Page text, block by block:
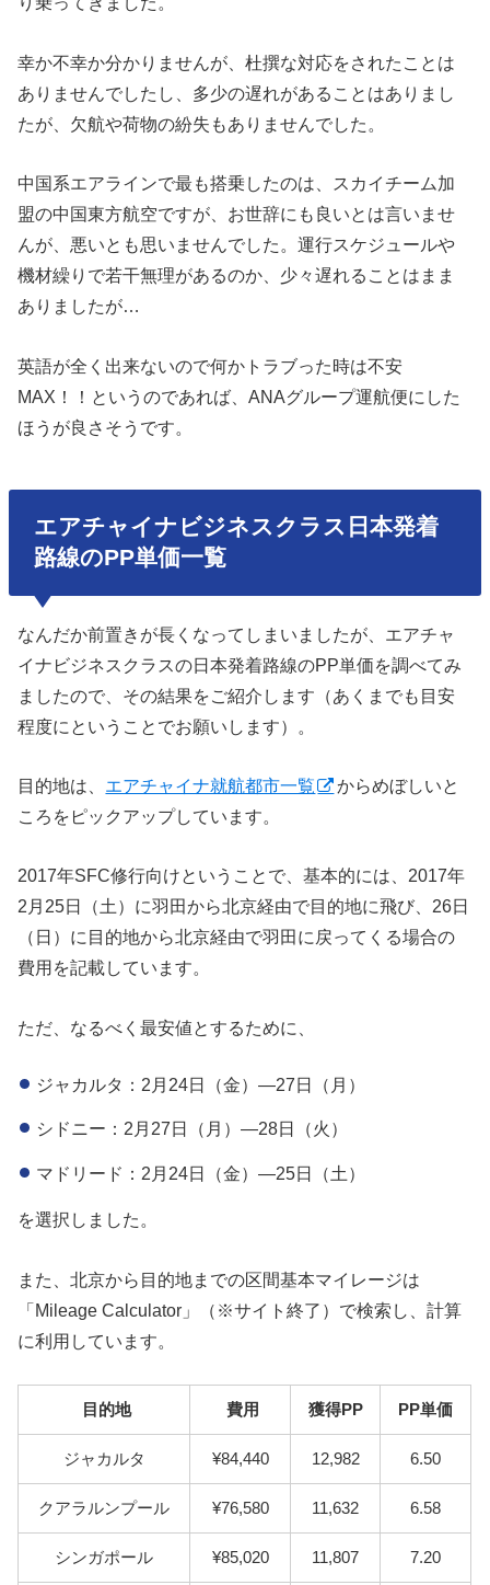
幸か不幸か分かりませんが、杜撰な対応をされたことは
ありませんでしたし、多少の遅れがあることはありまし
たが、欠航や荷物の紛失もありませんでした。
中国系エアラインで最も搭乗したのは、スカイチーム加
盟の中国東方航空ですが、お世辞にも良いとは言いませ
んが、悪いとも思いませんでした。運行スケジュールや
機材繰りで若干無理があるのか、少々遅れることはまま
ありましたが…
英語が全く出来ないので何かトラブった時は不安
MAX！！というのであれば、ANAグループ運航便にした
ほうが良さそうです。
エアチャイナビジネスクラス日本発着
路線のPP単価一覧
なんだか前置きが長くなってしまいましたが、エアチャ
イナビジネスクラスの日本発着路線のPP単価を調べてみ
ましたので、その結果をご紹介します（あくまでも目安
程度にということでお願いします）。
目的地は、 エアチャイナ就航都市一覧
からめぼしいと
ころをピックアップしています。
2017年SFC修行向けということで、基本的には、2017年
2月25日（土）に羽田から北京経由で目的地に飛び、26日
（日）に目的地から北京経由で羽田に戻ってくる場合の
費用を記載しています。
ただ、なるべく最安値とするために、
ジャカルタ：2月24日（金）―27日（月）
シドニー：2月27日（月）―28日（火）
マドリード：2月24日（金）―25日（土）
を選択しました。
また、北京から目的地までの区間基本マイレージは
「Mileage Calculator」（※サイト終了）で検索し、計算
に利用しています。
目的地 費用 獲得PP PP単価
ジャカルタ ¥84,440 12,982 6.50
クアラルンプール ¥76,580 11,632 6.58
シンガポール ¥85,020 11,807 7.20